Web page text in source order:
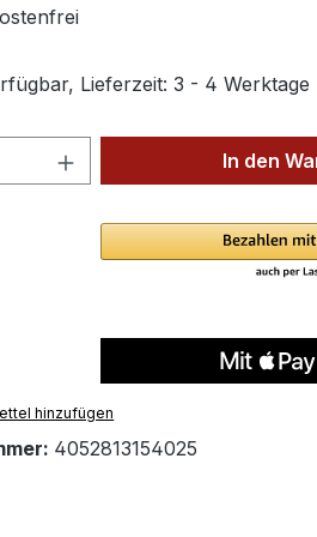
Lieferzeit: 3 - 4 Werktage
Anzahl: Gib denIn den
hinzufügen
4052813154025